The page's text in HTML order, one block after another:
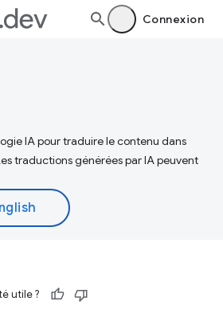
Connexion
IA pour traduire le contenu dans
traductions générées par IA peuvent
utile ?